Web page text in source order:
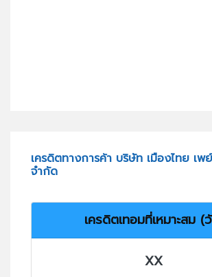
เครดิตทางการค้า บริษัท เมืองไทย เพ
จำกัด
เครดิตเทอมที่เหมาะสม (
XX